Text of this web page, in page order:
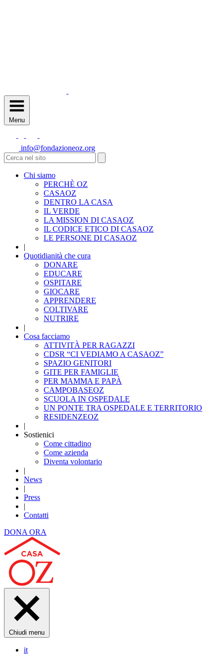
Menu
info@fondazioneoz.org
Chi siamo
PERCHÈ OZ
CASAOZ
DENTRO LA CASA
IL VERDE
LA MISSION DI CASAOZ
IL CODICE ETICO DI CASAOZ
LE PERSONE DI CASAOZ
|
Quotidianità che cura
DONARE
EDUCARE
OSPITARE
GIOCARE
APPRENDERE
COLTIVARE
NUTRIRE
|
Cosa facciamo
ATTIVITÀ PER RAGAZZI
CDSR “CI VEDIAMO A CASAOZ”
SPAZIO GENITORI
GITE PER FAMIGLIE
PER MAMMA E PAPÀ
CAMPOBASEOZ
SCUOLA IN OSPEDALE
UN PONTE TRA OSPEDALE E TERRITORIO
RESIDENZEOZ
|
Sostienici
Come cittadino
Come azienda
Diventa volontario
|
News
|
Press
|
Contatti
DONA ORA
Chiudi menu
it